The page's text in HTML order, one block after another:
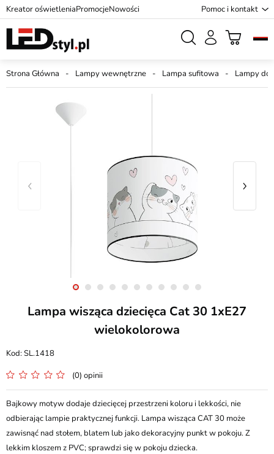
Kreator oświetleniaPromocjeNowości Pomoc i kontakt
Strona Główna Lampy wewnętrzne Lampa sufitowa Lampy do
Lampa wisząca dziecięca Cat 30 1xE27
wielokolorowa
SL.1418
(0) opinii
Bajkowy motyw dodaje dziecięcej przestrzeni koloru i lekkości, nie
odbierając lampie praktycznej funkcji. Lampa wisząca CAT 30 może
zawisnąć nad stołem, blatem lub jako dekoracyjny punkt w pokoju. Z
lekkim kloszem z PVC; sprawdzi się w pokoju dziecka.